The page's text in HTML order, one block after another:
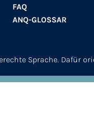
FAQ
ANQ-GLOSSAR
Sprache. Dafür